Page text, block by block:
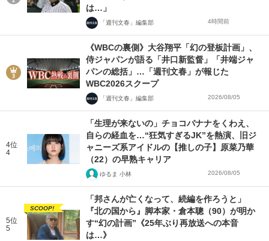
は…」
「週刊文春」編集部 4時間前
《WBCの裏側》大谷翔平「幻の登板計画」、
侍ジャパンが語る「井口新監督」「井端ジャ
パンの総括」…「週刊文春」が報じた
WBC2026スクープ
「週刊文春」編集部 2026/08/05
4位
4
「生理が来ないの」チョコバナナをくわえ、
自らの経血を…“狂気すぎるJK”を熱演、旧ジ
ャニーズ系アイドルの【推しの子】原菜乃華
（22）の早熟キャリア
ゆるま 小林 2026/08/05
5位
5
SCOOP!
「邦さんが亡くなって、続編を作ろうと」
『北の国から』脚本家・倉本聰（90）が明か
す“幻の計画”《25年ぶり再放送への本音
は…》